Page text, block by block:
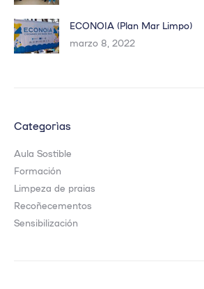
ECONOIA (Plan Mar Limpo)
marzo 8, 2022
Categorías
Aula Sostible
Formación
Limpeza de praias
Recoñecementos
Sensibilización